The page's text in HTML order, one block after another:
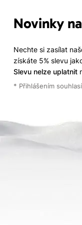
Novinky
Nechte si zasílat
získáte 5% slevu
Slevu nelze uplatnit
* Přihlášením